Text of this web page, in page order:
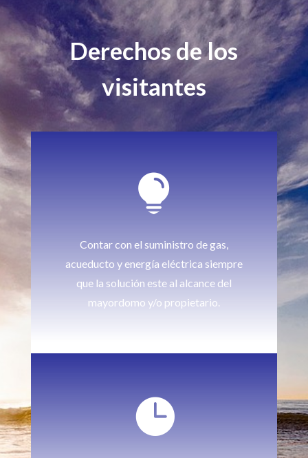
Derechos de los
visitantes

Contar con el suministro de gas,
acueducto y energía eléctrica siempre
que la solución este al alcance del
mayordomo y/o propietario.
